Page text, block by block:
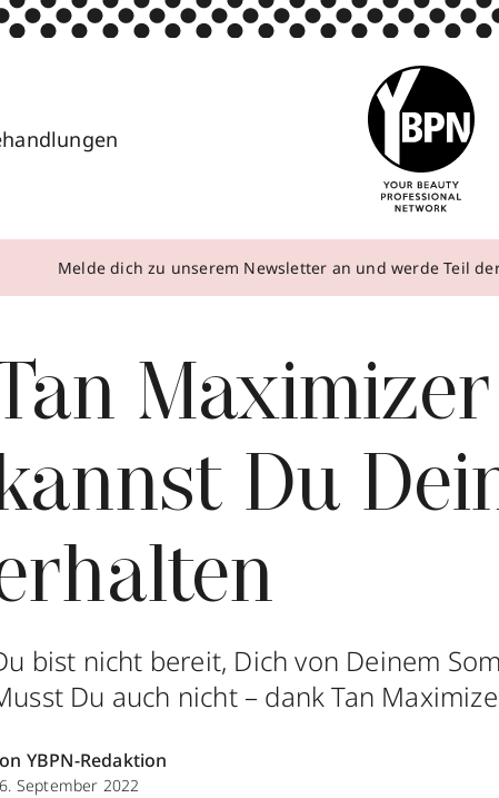
Melde dich zu unserem Newsletter an und werde Teil
Du
bist nicht bereit, Dich von Deinem
Du auch nicht – dank Tan
YBPN-Redaktion
September 2022